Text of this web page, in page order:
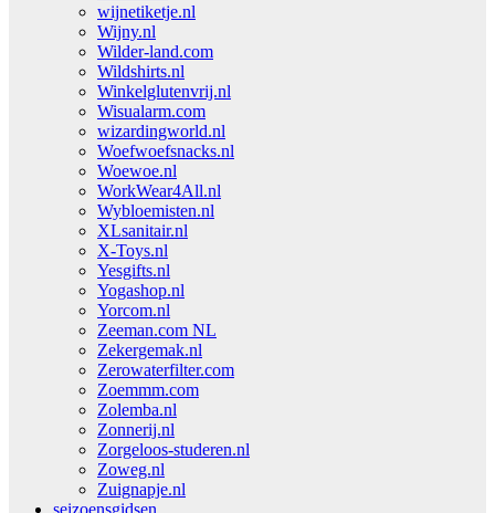
wijnetiketje.nl
Wijny.nl
Wilder-land.com
Wildshirts.nl
Winkelglutenvrij.nl
Wisualarm.com
wizardingworld.nl
Woefwoefsnacks.nl
Woewoe.nl
WorkWear4All.nl
Wybloemisten.nl
XLsanitair.nl
X-Toys.nl
Yesgifts.nl
Yogashop.nl
Yorcom.nl
Zeeman.com NL
Zekergemak.nl
Zerowaterfilter.com
Zoemmm.com
Zolemba.nl
Zonnerij.nl
Zorgeloos-studeren.nl
Zoweg.nl
Zuignapje.nl
seizoensgidsen